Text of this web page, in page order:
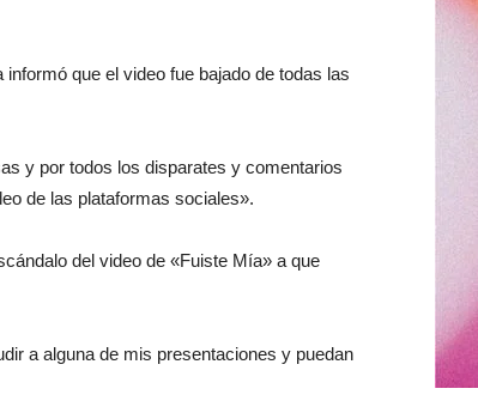
que el video fue bajado de todas las
y por todos los disparates y comentarios
de las plataformas sociales».
del video de «Fuiste Mía» a que
a alguna de mis presentaciones y puedan